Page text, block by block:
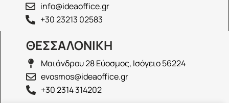
info@ideaoffice.gr
+30 23213 02583
ΘΕΣΣΑΛΟΝΙΚΗ
Μαιάνδρου 28 Εύοσμος, Ισόγειο 56224
evosmos@ideaoffice.gr
+30 2314 314202